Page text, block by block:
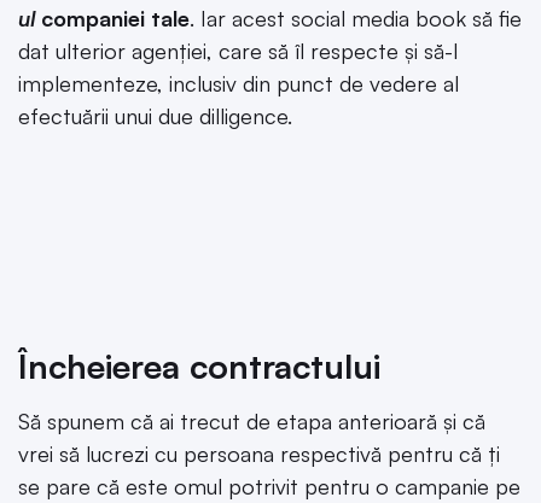
ulcompaniei tale. Iar acest social media book să fie
dat ulterior agenției, care să îl respecte și să-l
implementeze, inclusiv din punct de vedere al
efectuării unui due dilligence.
Încheierea contractului
Să spunem că ai trecut de etapa anterioară și că
vrei să lucrezi cu persoana respectivă pentru că ți
se pare că este omul potrivit pentru o campanie pe